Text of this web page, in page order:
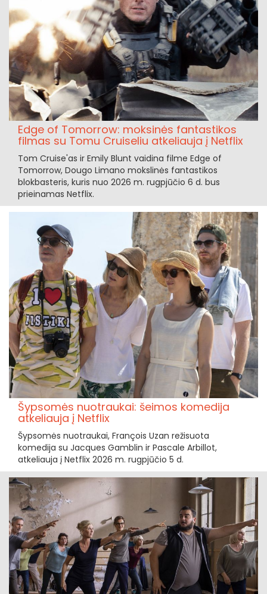
Edge of Tomorrow: moksinės fantastikos
filmas su Tomu Cruiseliu atkeliauja į Netflix
Tom Cruise'as ir Emily Blunt vaidina filme Edge of
Tomorrow, Dougo Limano mokslinės fantastikos
blokbasteris, kuris nuo 2026 m. rugpjūčio 6 d. bus
prieinamas Netflix.
Šypsomės nuotraukai: šeimos komedija
atkeliauja į Netflix
Šypsomės nuotraukai, François Uzan režisuota
komedija su Jacques Gamblin ir Pascale Arbillot,
atkeliauja į Netflix 2026 m. rugpjūčio 5 d.